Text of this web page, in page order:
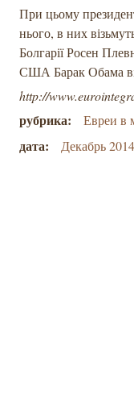
При цьому
нього, в них
Болгарії Росен
США Барак Обама
http://
рубрика: Евреи в
дата: Декабрь 2014